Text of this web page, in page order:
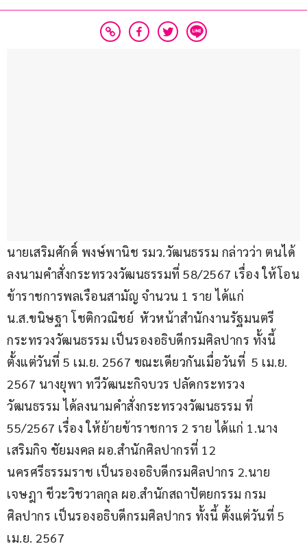
นายเสริมศักดิ์ พงษ์พานิช รมว.วัฒนธรรม กล่าวว่า ตนได้
ลงนามคำสั่งกระทรวงวัฒนธรรมที่ 58/2567 เรื่อง ให้โอน
ข้าราชการพลเรือนสามัญ จำนวน 1 ราย ได้แก่
น.ส.ขนิษฐา โชติกวณิชย์  หัวหน้าสำนักงานรัฐมนตรี
กระทรวงวัฒนธรรม เป็นรองอธิบดีกรมศิลปากร ทั้งนี้
ตั้งแต่วันที่ 5 เม.ย. 2567 ขณะเดียวกันเมื่อวันที่  5 เม.ย.
2567 นางยุพา ทวีวัฒนะกิจบวร ปลัดกระทรวง
วัฒนธรรม ได้ลงนามคำสั่งกระทรวงวัฒนธรรม ที่
55/2567 เรื่อง ให้ย้ายข้าราชการ 2 ราย ได้แก่ 1.นาง
เสริมกิจ ชัยมงคล ผอ.สำนักศิลปากรที่ 12
นครศรีธรรมราช เป็นรองอธิบดีกรมศิลปากร 2.นาย
เจษฎา ชีวะวิชวาลกุล ผอ.สำนักสถาปัตยกรรม กรม
ศิลปากร เป็นรองอธิบดีกรมศิลปากร ทั้งนี้ ตั้งแต่วันที่ 5
เม.ย. 2567